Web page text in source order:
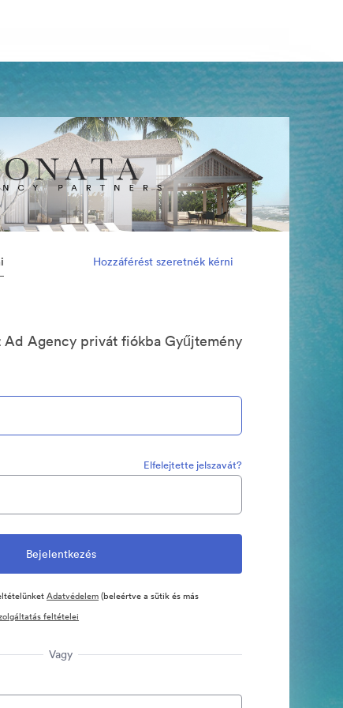
Hozzáférést szeretnék kérni
Ad Agency privát fiókba Gyűjtemény
Elfelejtette jelszavát?
Adatvédelem(beleértve a sütik és más
feltételei
Vagy